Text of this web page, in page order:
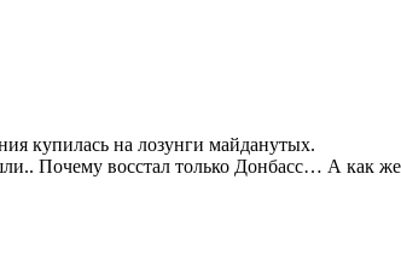
купилась на лозунги майданутых.
Почему восстал только Донбасс… А как